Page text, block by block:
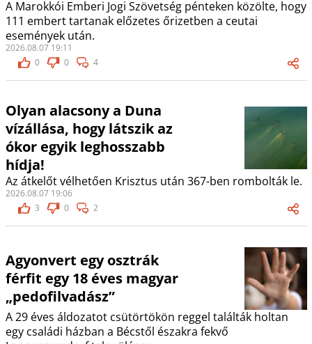
A Marokkói Emberi Jogi Szövetség pénteken közölte, hogy
111 embert tartanak előzetes őrizetben a ceutai
események után.
2026.08.07 19:11
0
0 4
Olyan alacsony a Duna
vízállása, hogy látszik az
ókor egyik leghosszabb
hídja!
Az átkelőt vélhetően Krisztus után 367-ben rombolták le.
2026.08.07 19:06
3
0 2
Agyonvert egy osztrák
férfit egy 18 éves magyar
„pedofilvadász”
A 29 éves áldozatot csütörtökön reggel találták holtan
egy családi házban a Bécstől északra fekvő